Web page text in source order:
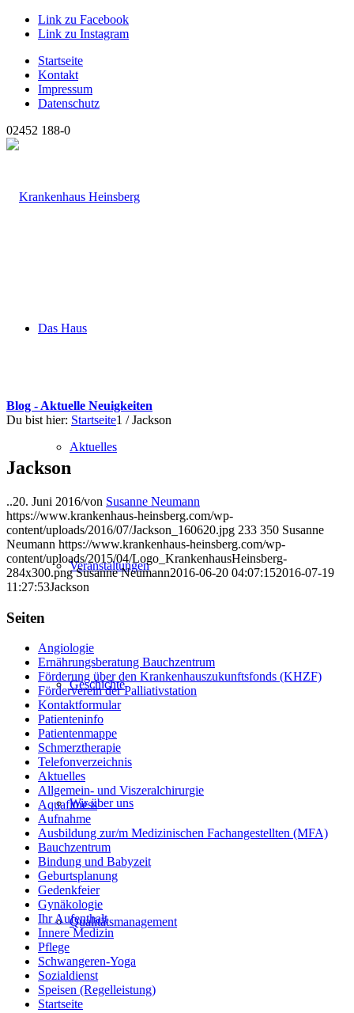
Link zu Facebook
Link zu Instagram
Startseite
Kontakt
Impressum
Datenschutz
02452 188-0
Das Haus
Aktuelles
Veranstaltungen
Geschichte
Wir über uns
Qualitätsmanagement
Blog - Aktuelle Neuigkeiten
Du bist hier: Startseite1 / Jackson
Jackson
..20. Juni 2016/von Susanne Neumann
https://www.krankenhaus-heinsberg.com/wp-
content/uploads/2016/07/Jackson_160620.jpg 233 350 Susanne
Neumann https://www.krankenhaus-heinsberg.com/wp-
content/uploads/2015/04/Logo_KrankenhausHeinsberg-
284x300.png Susanne Neumann2016-06-20 04:07:152016-07-19
11:27:53Jackson
Seiten
Angiologie
Ernährungsberatung Bauchzentrum
Förderung über den Krankenhauszukunftsfonds (KHZF)
Förderverein der Palliativstation
Kontaktformular
Patienteninfo
Patientenmappe
Schmerztherapie
Telefonverzeichnis
Aktuelles
Allgemein- und Viszeralchirurgie
Aquafitness
Aufnahme
Ausbildung zur/m Medizinischen Fachangestellten (MFA)
Bauchzentrum
Bindung und Babyzeit
Geburtsplanung
Gedenkfeier
Gynäkologie
Ihr Aufenthalt
Innere Medizin
Pflege
Schwangeren-Yoga
Sozialdienst
Speisen (Regelleistung)
Startseite